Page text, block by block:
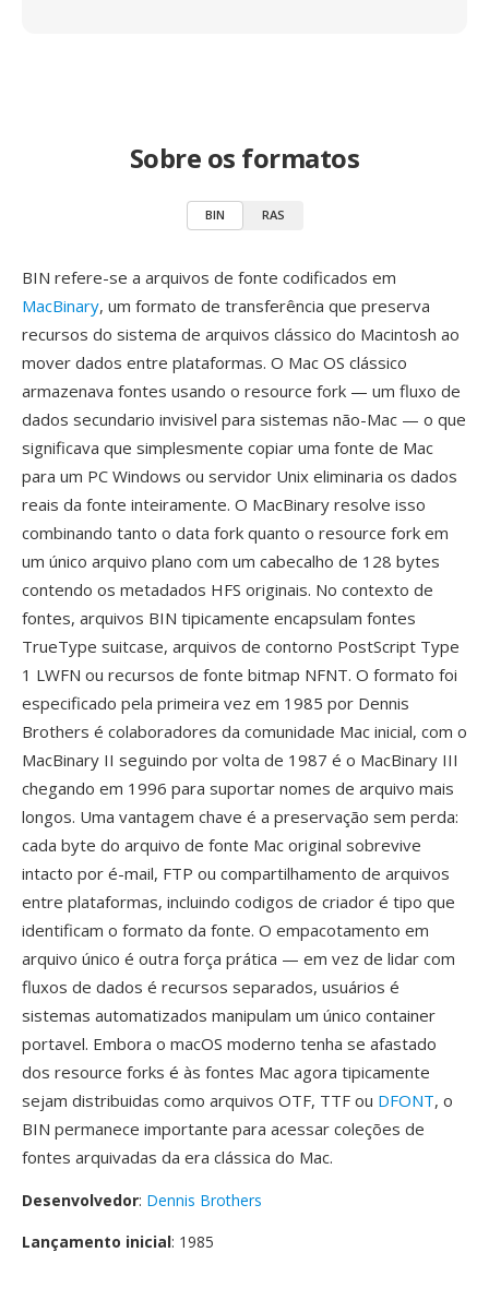
Sobre os formatos
BIN RAS
BIN refere-se a arquivos de fonte codificados em
MacBinary, um formato de transferência que preserva
recursos do sistema de arquivos clássico do Macintosh ao
mover dados entre plataformas. O Mac OS clássico
armazenava fontes usando o resource fork — um fluxo de
dados secundario invisivel para sistemas não-Mac — o que
significava que simplesmente copiar uma fonte de Mac
para um PC Windows ou servidor Unix eliminaria os dados
reais da fonte inteiramente. O MacBinary resolve isso
combinando tanto o data fork quanto o resource fork em
um único arquivo plano com um cabecalho de 128 bytes
contendo os metadados HFS originais. No contexto de
fontes, arquivos BIN tipicamente encapsulam fontes
TrueType suitcase, arquivos de contorno PostScript Type
1 LWFN ou recursos de fonte bitmap NFNT. O formato foi
especificado pela primeira vez em 1985 por Dennis
Brothers é colaboradores da comunidade Mac inicial, com o
MacBinary II seguindo por volta de 1987 é o MacBinary III
chegando em 1996 para suportar nomes de arquivo mais
longos. Uma vantagem chave é a preservação sem perda:
cada byte do arquivo de fonte Mac original sobrevive
intacto por é-mail, FTP ou compartilhamento de arquivos
entre plataformas, incluindo codigos de criador é tipo que
identificam o formato da fonte. O empacotamento em
arquivo único é outra força prática — em vez de lidar com
fluxos de dados é recursos separados, usuários é
sistemas automatizados manipulam um único container
portavel. Embora o macOS moderno tenha se afastado
dos resource forks é às fontes Mac agora tipicamente
sejam distribuidas como arquivos OTF, TTF ou DFONT, o
BIN permanece importante para acessar coleções de
fontes arquivadas da era clássica do Mac.
Desenvolvedor: Dennis Brothers
Lançamento inicial: 1985